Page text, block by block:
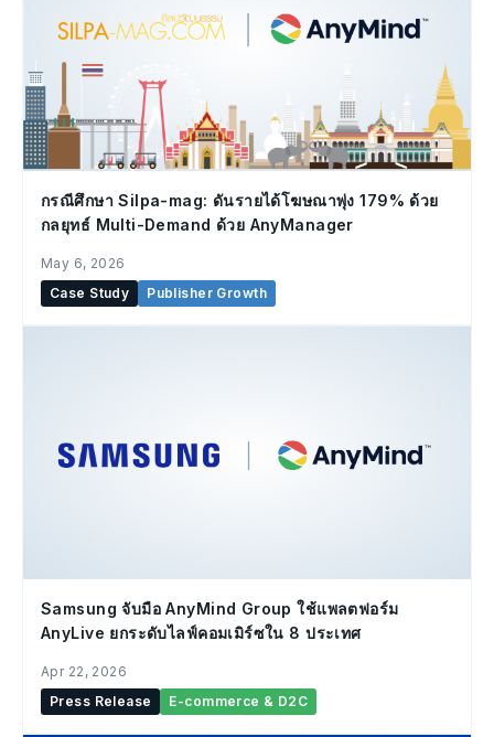
กรณีศึกษา Silpa-mag: ดันรายได้โฆษณาพุ่ง 179% ด้วย
กลยุทธ์ Multi-Demand ด้วย AnyManager
May 6, 2026
Case Study
Publisher Growth
Samsung จับมือ AnyMind Group ใช้แพลตฟอร์ม
AnyLive ยกระดับไลฟ์คอมเมิร์ซใน 8 ประเทศ
Apr 22, 2026
Press Release
E-commerce & D2C